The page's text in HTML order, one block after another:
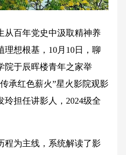
百年党史中汲取精神养
理想根基，10月10日，聊
院于辰晖楼青年之家举
承红色薪火”星火影院观影
玲担任讲影人，2024级全
为主线，系统解读了影